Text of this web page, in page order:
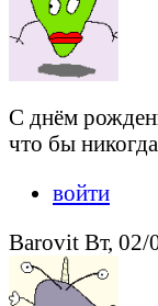
С днём
что бы
войти
Barovit Вт, 02/